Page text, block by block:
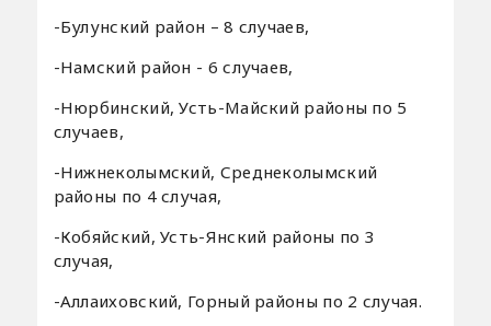
-Булунский район – 8 случаев,
-Намский район - 6 случаев,
-Нюрбинский, Усть-Майский районы по 5
случаев,
-Нижнеколымский, Среднеколымский
районы по 4 случая,
-Кобяйский, Усть-Янский районы по 3
случая,
-Аллаиховский, Горный районы по 2 случая.